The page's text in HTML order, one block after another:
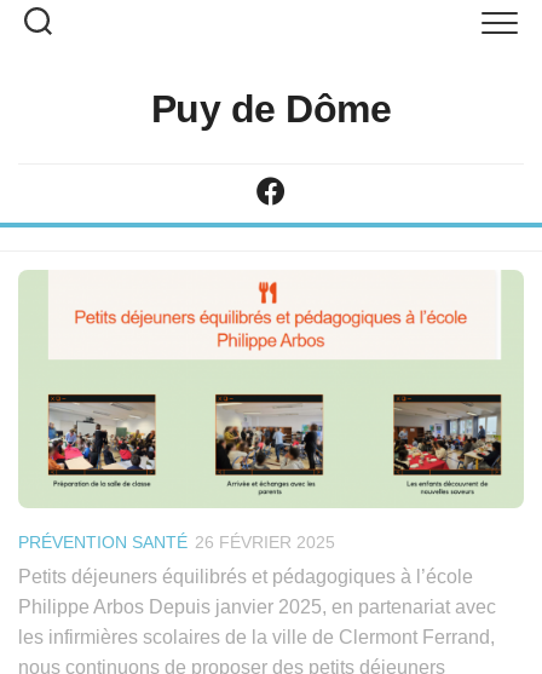
Puy de Dôme
PRÉVENTION SANTÉ 26 FÉVRIER 2025
Petits déjeuners équilibrés et pédagogiques à l’école
Philippe Arbos Depuis janvier 2025, en partenariat avec
les infirmières scolaires de la ville de Clermont Ferrand,
nous continuons de proposer des petits déjeuners